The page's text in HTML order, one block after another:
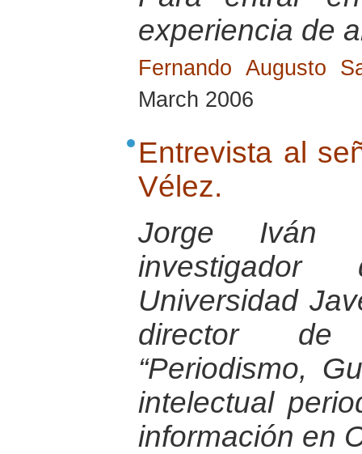
experiencia de
Fernando Augusto
March 2006
Entrevista al
Vélez.
Jorge Iván
Universidad
director de
“Periodismo,
intelectual
información en